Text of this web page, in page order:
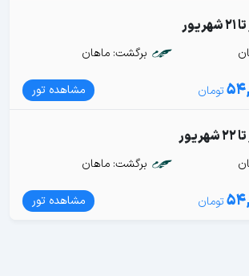
برگشت: ماهان
مشاهده تور
برگشت: ماهان
مشاهده تور